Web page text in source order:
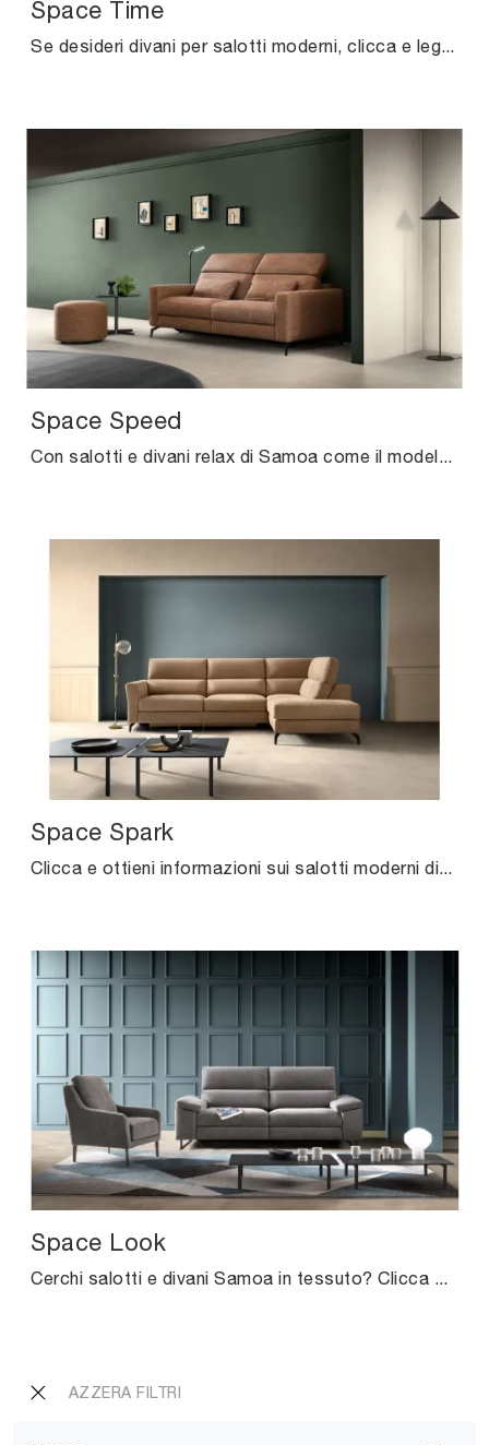
AZZERA FILTRI
Space Time
Se desideri divani per salotti moderni, clicca e leggi di più sul modello Space Time in tessuto del marchio Samoa.
Space Speed
Con salotti e divani relax di Samoa come il modello Space Speed in tessuto, potrai completare il tuo concept d'arredo.
Space Spark
Clicca e ottieni informazioni sui salotti moderni di Samoa! Differenti modelli di divani, come Space Spark, ti attendono.
Space Look
Cerchi salotti e divani Samoa in tessuto? Clicca e scopri di più sul modello Space Look per spazi moderni.